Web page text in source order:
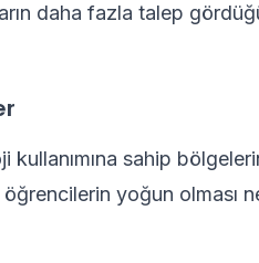
daha fazla talep
sahip
öğrencilerin yoğun olması